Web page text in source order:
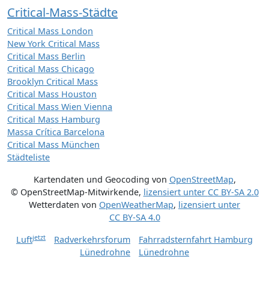
Critical-Mass-Städte
Critical Mass London
New York Critical Mass
Critical Mass Berlin
Critical Mass Chicago
Brooklyn Critical Mass
Critical Mass Houston
Critical Mass Wien Vienna
Critical Mass Hamburg
Massa Crítica Barcelona
Critical Mass München
Städteliste
Kartendaten und Geocoding von OpenStreetMap,
© OpenStreetMap-Mitwirkende, lizensiert unter CC BY-SA 2.0
Wetterdaten von OpenWeatherMap, lizensiert unter
CC BY-SA 4.0
Luftjetzt Radverkehrsforum
Fahrradsternfahrt Hamburg
Lünedrohne
Lünedrohne